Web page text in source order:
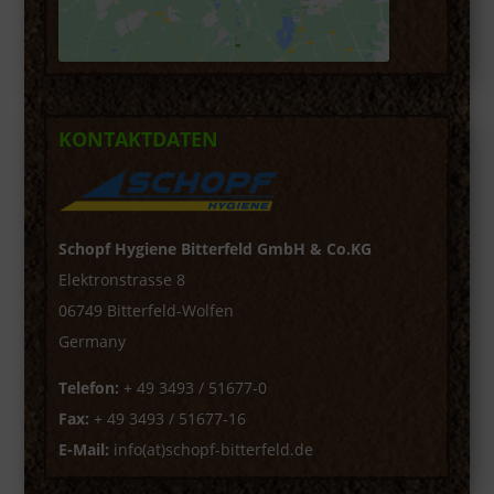
KONTAKTDATEN
Schopf Hygiene Bitterfeld GmbH & Co.KG
Elektronstrasse 8
06749 Bitterfeld-Wolfen
Germany
Telefon: + 49 3493 / 51677-0
Fax: + 49 3493 / 51677-16
E-Mail: info(at)schopf-bitterfeld.de